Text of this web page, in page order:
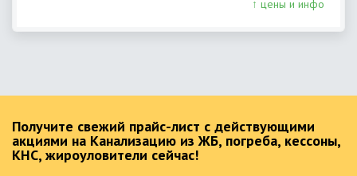
↑ цены и инфо
Получите свежий прайс-лист с действующими
акциями на Канализацию из ЖБ, погреба, кессоны,
КНС, жироуловители сейчас!